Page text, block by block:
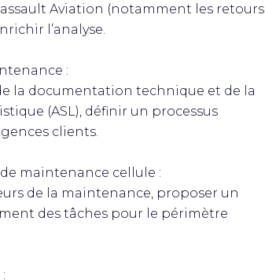
Aviation (notamment les retours
l’analyse.
:
la documentation technique et de la
(ASL), définir un processus
clients.
maintenance cellule :
de la maintenance, proposer un
des tâches pour le périmètre